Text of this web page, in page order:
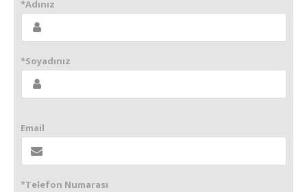
*Adınız
*Soyadınız
Email
*Telefon Numarası